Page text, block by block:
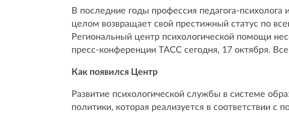
В последние годы профессия педагога-психолога
целом возвращает свой престижный статус по
Региональный центр психологической помощи
пресс-конференции ТАСС сегодня, 17 октября.
Как появился Центр
Развитие психологической службы в системе
политики, которая реализуется в соответствии